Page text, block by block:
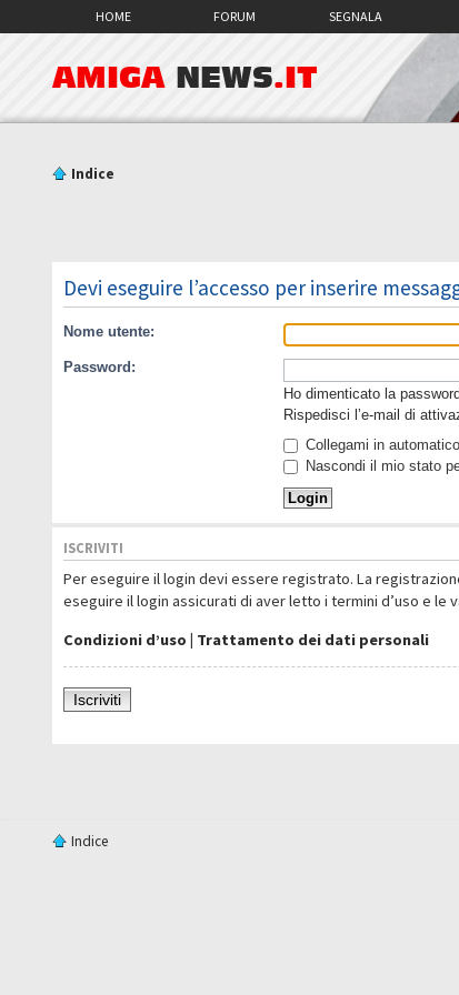
HOME FORUM SEGNALA
AMIGA NEWS.IT
Indice
Devi eseguire l’accesso per inserire
Nome utente:
Password:
Ho dimenticato la password
Rispedisci l’e-mail di
Collegami in
Nascondi il mio stato
ISCRIVITI
Per eseguire il login devi essere registrato. La
eseguire il login assicurati di aver letto i termini d’uso e le
Condizioni d’uso | Trattamento dei dati personali
Iscriviti
Indice